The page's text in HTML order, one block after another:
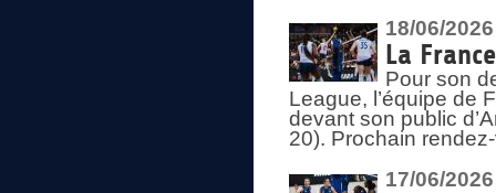
18/06/2026
La
Pour son
League, l’équipe de
devant son public
20). Prochain
17/06/2026